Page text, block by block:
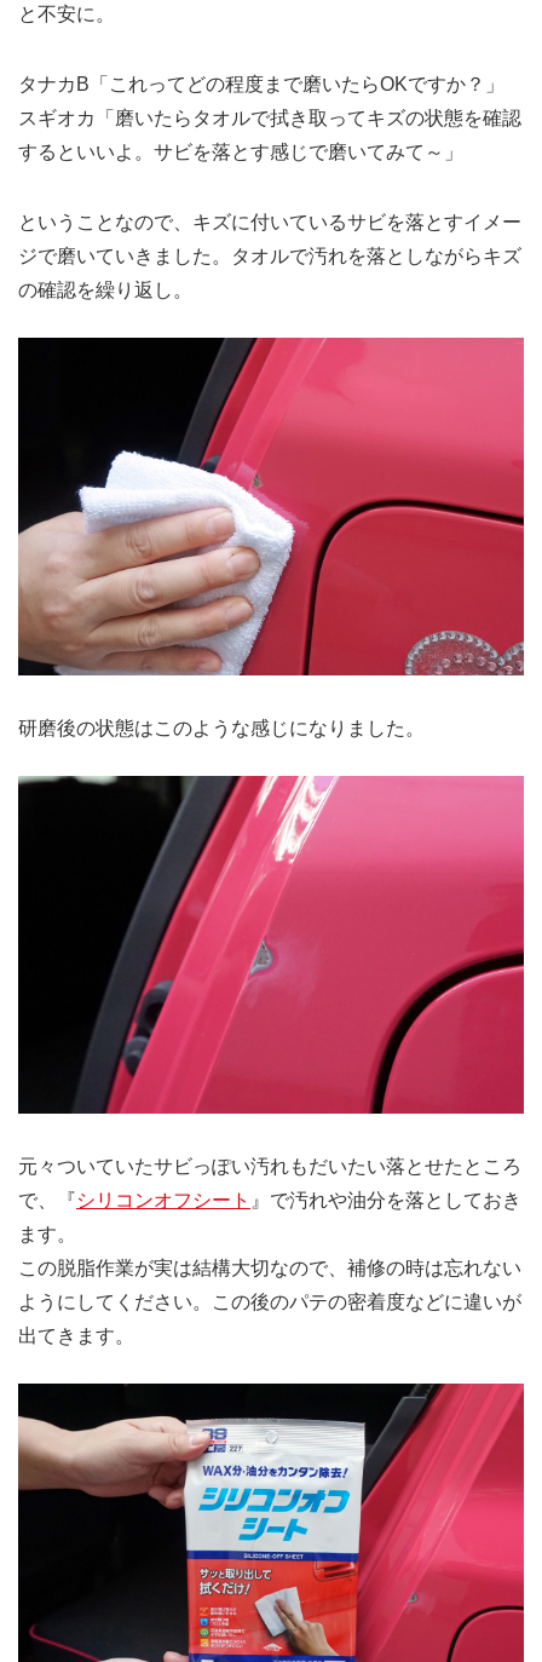
と不安に。
タナカB「これってどの程度まで磨いたらOKですか？」
スギオカ「磨いたらタオルで拭き取ってキズの状態を確認
するといいよ。サビを落とす感じで磨いてみて～」
ということなので、キズに付いているサビを落とすイメー
ジで磨いていきました。タオルで汚れを落としながらキズ
の確認を繰り返し。
研磨後の状態はこのような感じになりました。
元々ついていたサビっぽい汚れもだいたい落とせたところ
で、『シリコンオフシート 』で汚れや油分を落としておき
ます。
この脱脂作業が実は結構大切なので、補修の時は忘れない
ようにしてください。この後のパテの密着度などに違いが
出てきます。